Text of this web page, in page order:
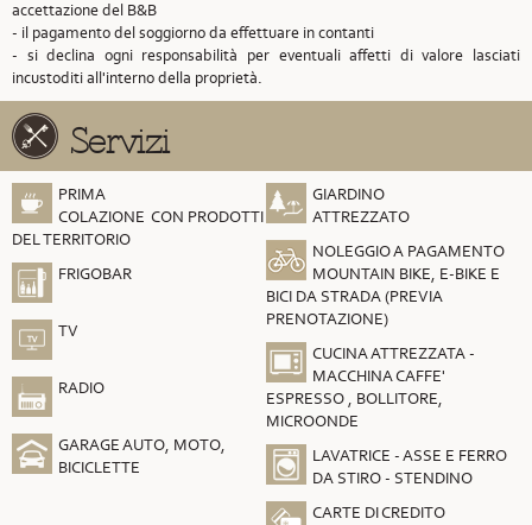
accettazione del B&B
- il pagamento del soggiorno da effettuare in contanti
- si declina ogni responsabilità per eventuali affetti di valore lasciati
incustoditi all'interno della proprietà.
Servizi
PRIMA
COLAZIONE CON PRODOTTI
DEL TERRITORIO
FRIGOBAR
TV
RADIO
GARAGE AUTO, MOTO,
BICICLETTE
GIARDINO
ATTREZZATO
NOLEGGIO A PAGAMENTO
MOUNTAIN BIKE, E-BIKE E
BICI DA STRADA (PREVIA
PRENOTAZIONE)
CUCINA ATTREZZATA -
MACCHINA CAFFE'
ESPRESSO , BOLLITORE,
MICROONDE
LAVATRICE - ASSE E FERRO
DA STIRO - STENDINO
CARTE DI CREDITO